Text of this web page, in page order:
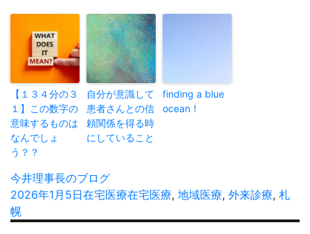
【１３４分の３
１】この数字の
意味するものは
なんでしょ
う？？
自分が意識して
患者さんとの信
頼関係を得る時
にしていること
finding a blue
ocean！
投
稿
者
今井理事長のブログ
投
稿
2026年1月5日カ
在宅医療タ
在宅医療, 地域医療, 外来診療, 札
幌